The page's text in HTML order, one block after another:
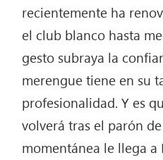
recientemente ha
el club blanco hasta
gesto subraya la
merengue tiene en su
profesionalidad. Y es
volverá tras el parón
momentánea le llega